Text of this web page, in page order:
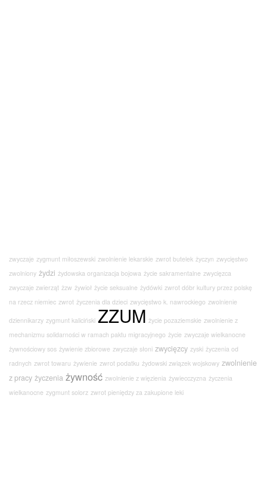
zwyczaje zygmunt miłoszewski zwolnienie lekarskie zwrot butelek życzyn zwycięstwo
zwolniony żydzi żydowska organizacja bojowa życie sakramentalne zwycięzca
zwyczaje zwierząt żzw żywioł życie seksualne żydówki zwrot dóbr kultury przez polskę
na rzecz niemiec zwrot życzenia dla dzieci zwycięstwo k. nawrockiego zwolnienie
dziennikarzy zygmunt kaliciński ZZUM życie pozaziemskie zwolnienie z
mechanizmu solidarności w ramach paktu migracyjnego życie zwyczaje wielkanocne
żywnościowy sos żywienie zbiorowe zwyczaje słoni zwycięzcy zyski życzenia od
radnych zwrot towaru żywienie zwrot podatku żydowski związek wojskowy zwolnienie
z pracy życzenia żywność zwolnienie z więzienia żywiecczyzna życzenia
wielkanocne zygmunt solorz zwrot pieniędzy za zakupione leki